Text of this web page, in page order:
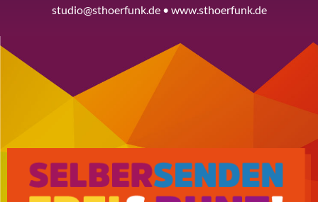
studio@sthoerfunk.de • www.sthoerfunk.de